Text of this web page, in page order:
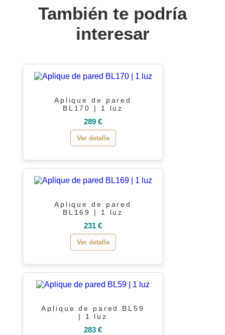
También te podría
interesar
Aplique de pared
BL170 | 1 luz
289 €
Ver detalle
Aplique de pared
BL169 | 1 luz
231 €
Ver detalle
Aplique de pared BL59
| 1 luz
283 €